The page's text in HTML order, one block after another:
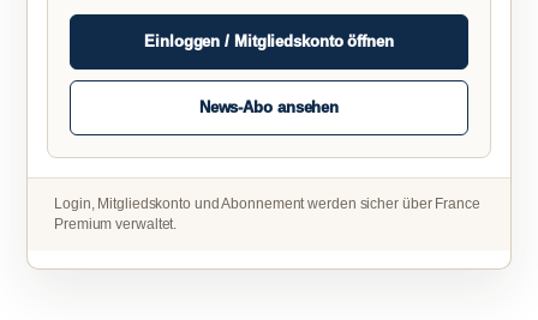
Einloggen / Mitgliedskonto öffnen
News-Abo ansehen
Login, Mitgliedskonto und Abonnement werden sicher über France
Premium verwaltet.